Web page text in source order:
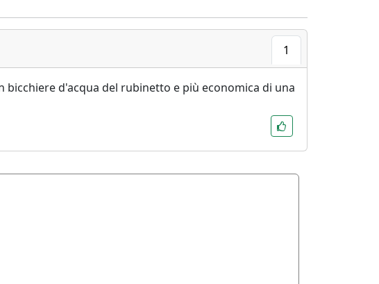
1
d'acqua del rubinetto e più economica di una